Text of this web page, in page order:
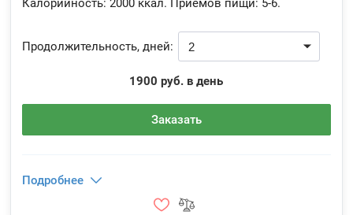
Калорийность: 2000 ккал. Приемов пищи: 5-6.
Продолжительность, дней:
1900 руб. в день
Заказать
Подробнее